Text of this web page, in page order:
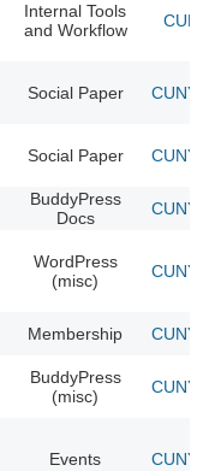
Internal Tools
and Workflow
Social Paper CUNY
Social Paper CUNY
BuddyPress
Docs
CUNY
WordPress
(misc)
CUNY
Membership CUNY
BuddyPress
(misc)
CUNY
Events CUNY